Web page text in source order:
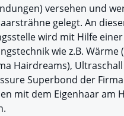
versehen und
gelegt. An
wird mit Hilfe
wie z.B. Wärme
Hairdreams),
Superbond der
mit dem Eigenhaar am